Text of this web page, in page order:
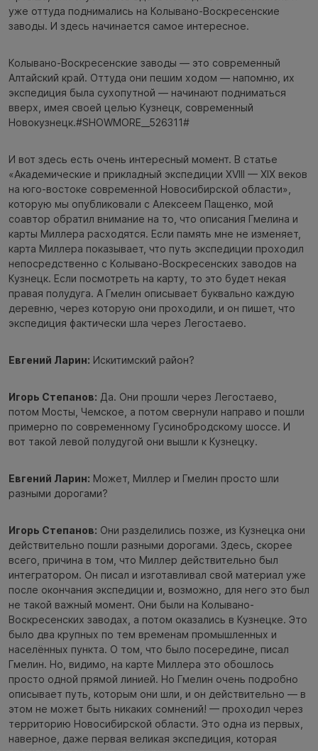
уже оттуда поднимались на Колывано-Воскресенские
заводы. И здесь начинается самое интересное.
Колывано-Воскресенские заводы — это современный
Алтайский край. Оттуда они пешим ходом — напомню, их
экспедиция была сухопутной — начинают подниматься
вверх, имея своей целью Кузнецк, современный
Новокузнецк.#SHOWMORE__526311#
И вот здесь есть очень интересный момент. В статье
«Академические и прикладный экспедиции XVIII — XIX веков
на юго-востоке современной Новосибирской области»,
которую мы опубликовали с Алексеем Пащенко, мой
соавтор обратил внимание на то, что описания Гмелина и
карты Миллера расходятся. Если память мне не изменяет,
карта Миллера показывает, что путь экспедиции проходил
непосредственно с Колывано-Воскресенских заводов на
Кузнецк. Если посмотреть на карту, то это будет некая
правая полудуга. А Гмелин описывает буквально каждую
деревню, через которую они проходили, и он пишет, что
экспедиция фактически шла через Легостаево.
Евгений Ларин: Искитимский район?
Игорь Степанов: Да. Они прошли через Легостаево,
потом Мосты, Чемское, а потом свернули направо и пошли
примерно по современному Гусинобродскому шоссе. И
вот такой левой полудугой они вышли к Кузнецку.
Евгений Ларин: Может, Миллер и Гмелин просто шли
разными дорогами?
Игорь Степанов: Они разделились позже, из Кузнецка они
действительно пошли разными дорогами. Здесь, скорее
всего, причина в том, что Миллер действительно был
интегратором. Он писал и изготавливал свой материал уже
после окончания экспедиции и, возможно, для него это был
не такой важный момент. Они были на Колывано-
Воскресенских заводах, а потом оказались в Кузнецке. Это
было два крупных по тем временам промышленных и
населённых пункта. О том, что было посередине, писал
Гмелин. Но, видимо, на карте Миллера это обошлось
просто одной прямой линией. Но Гмелин очень подробно
описывает путь, которым они шли, и он действительно — в
этом не может быть никаких сомнений! — проходил через
территорию Новосибирской области. Это одна из первых,
наверное, даже первая великая экспедиция, которая